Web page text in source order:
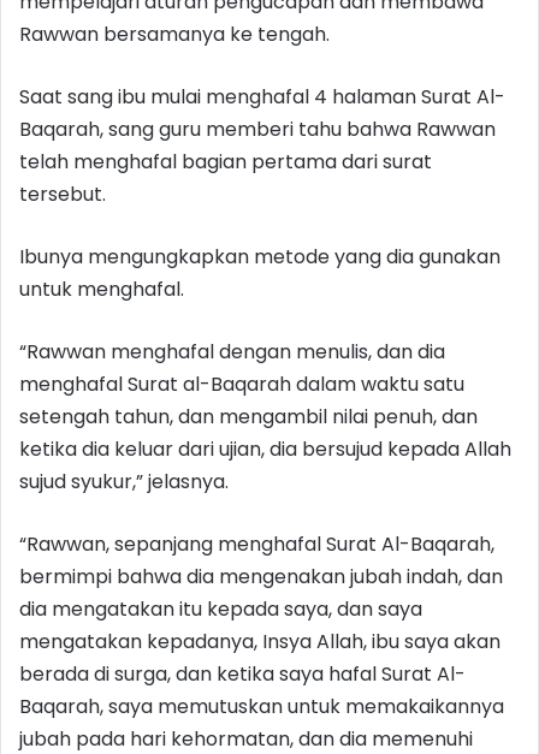
Rawwan bersamanya ke tengah.
Saat sang ibu mulai menghafal 4 halaman Surat Al-
Baqarah, sang guru memberi tahu bahwa Rawwan
telah menghafal bagian pertama dari surat
tersebut.
Ibunya mengungkapkan metode yang dia gunakan
untuk menghafal.
“Rawwan menghafal dengan menulis, dan dia
menghafal Surat al-Baqarah dalam waktu satu
setengah tahun, dan mengambil nilai penuh, dan
ketika dia keluar dari ujian, dia bersujud kepada Allah
sujud syukur,” jelasnya.
“Rawwan, sepanjang menghafal Surat Al-Baqarah,
bermimpi bahwa dia mengenakan jubah indah, dan
dia mengatakan itu kepada saya, dan saya
mengatakan kepadanya, Insya Allah, ibu saya akan
berada di surga, dan ketika saya hafal Surat Al-
Baqarah, saya memutuskan untuk memakaikannya
jubah pada hari kehormatan, dan dia memenuhi